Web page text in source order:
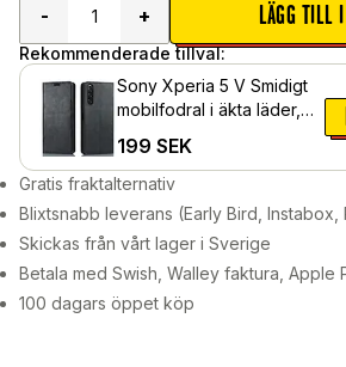
-
+ LÄGG TILL
Rekommenderade tillval:
Sony Xperia 5 V Smidigt
mobilfodral i äkta läder,
199 SEK
Gratis fraktalternativ
Blixtsnabb leverans (Early Bird, Instabox,
Skickas från vårt lager i Sverige
Betala med Swish, Walley faktura, Apple
100 dagars öppet köp